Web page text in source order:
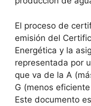
El proceso de
emisión del
Energética y la
representada por
que va de la A
G (menos
Este documento